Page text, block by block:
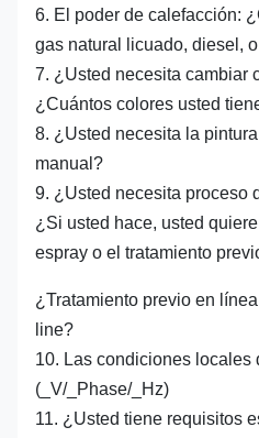
6. El poder de calefacción:
gas natural licuado, diesel,
7. ¿Usted necesita cambiar
¿Cuántos colores usted
8. ¿Usted necesita la
manual?
9. ¿Usted necesita proceso
¿Si usted hace, usted
espray o el tratamiento
¿Tratamiento previo en
line?
10. Las condiciones locales
(_V/_Phase/_Hz)
11. ¿Usted tiene requisitos